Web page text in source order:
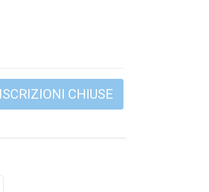
ISCRIZIONI CHIUSE